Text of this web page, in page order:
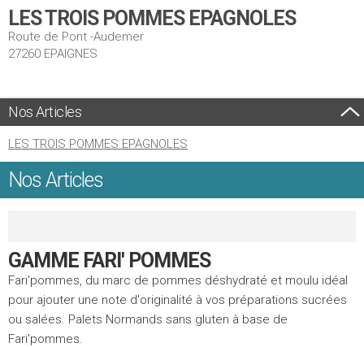
LES TROIS POMMES EPAGNOLES
Route de Pont -Audemer
27260 EPAIGNES
Nos Articles
LES TROIS POMMES EPAGNOLES
Nos Articles
GAMME FARI' POMMES
Fari'pommes, du marc de pommes déshydraté et moulu idéal
pour ajouter une note d'originalité à vos préparations sucrées
ou salées. Palets Normands sans gluten à base de
Fari'pommes.